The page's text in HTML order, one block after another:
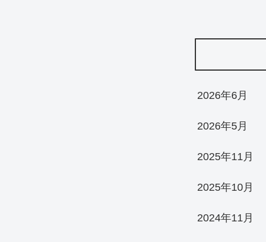
2026年6月
2026年5月
2025年11月
2025年10月
2024年11月